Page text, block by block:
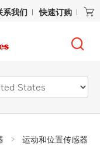
系我们 快速订购
运动和位置传感器